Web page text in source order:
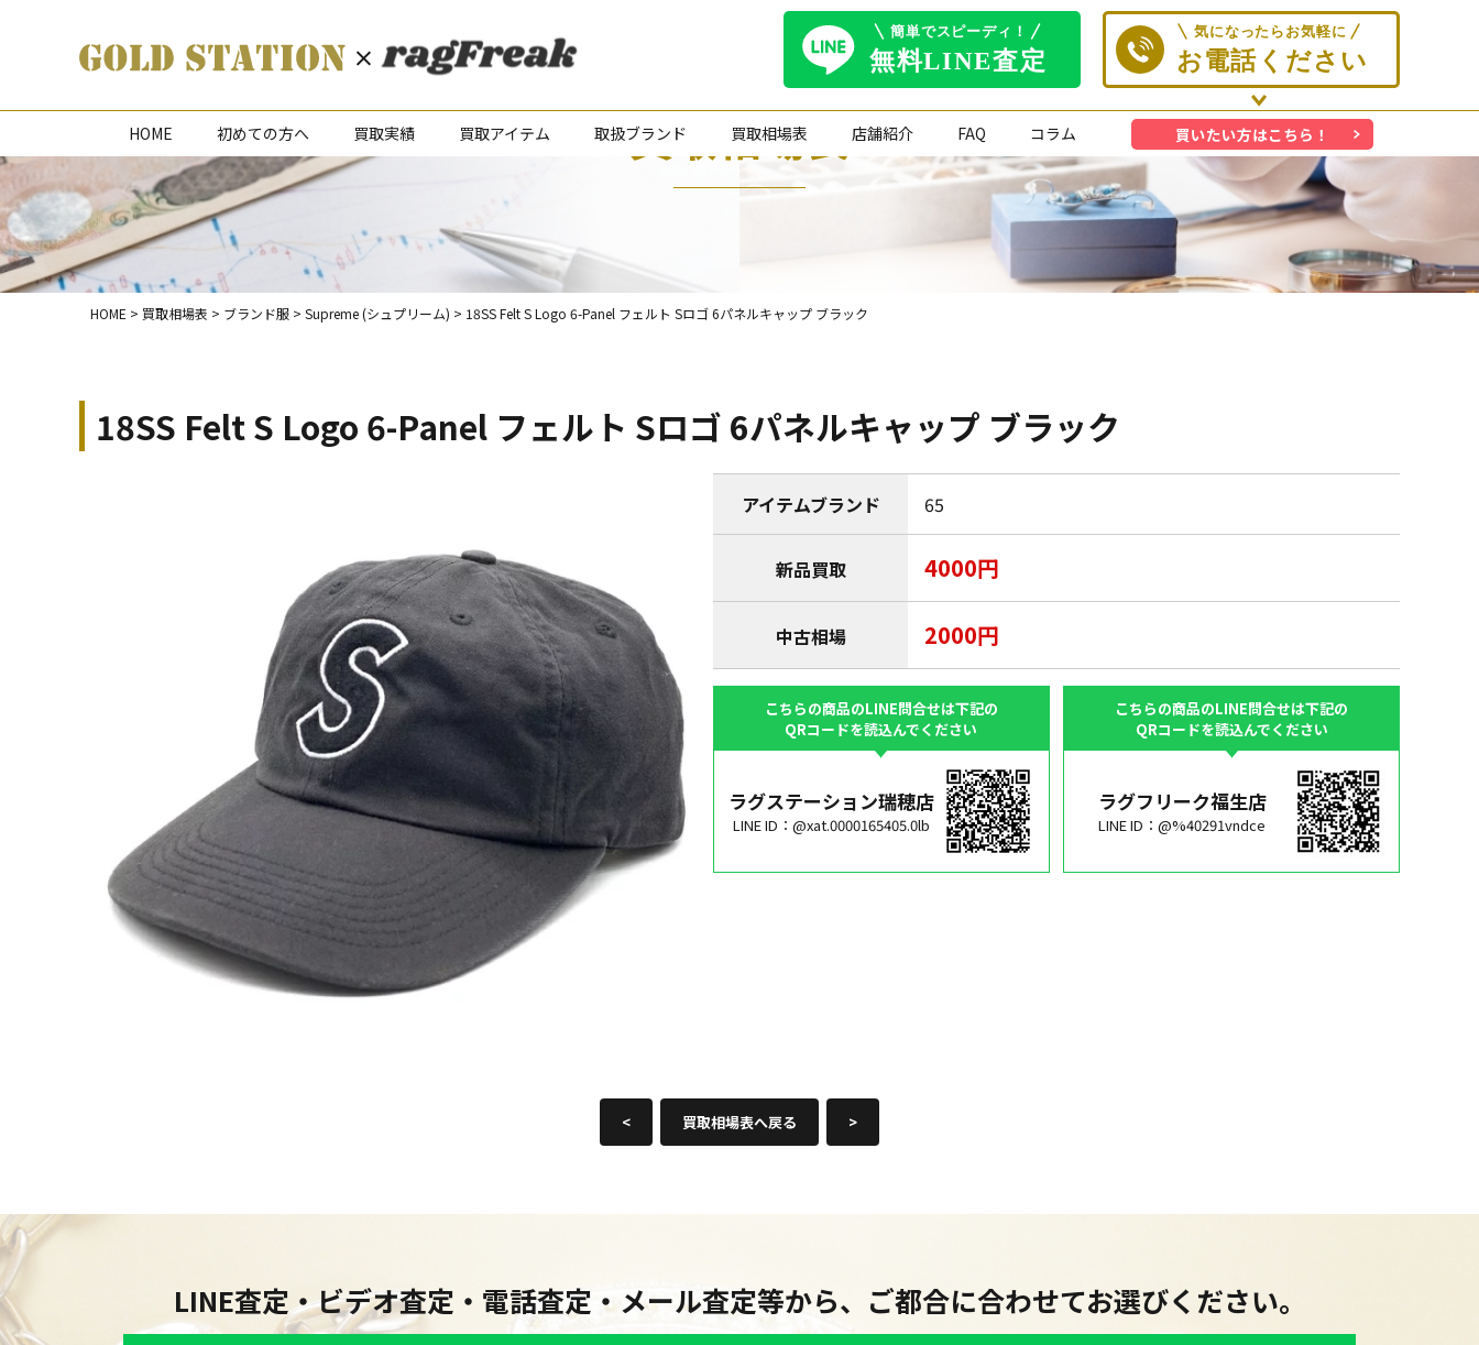
HOME 初めての方へ 買取実績 買取アイテム 取扱ブランド 買取相場表 店舗紹介 FAQ コラム 買いたい方はこちら！
買取相場表
HOME > 買取相場表 > ブランド服 > Supreme (シュプリーム) > 18SS Felt S Logo 6-Panel フェルト Sロゴ 6パネルキャップ ブラック
18SS Felt S Logo 6-Panel フェルト Sロゴ 6パネルキャップ ブラック
アイテムブランド 65
新品買取 4000円
中古相場 2000円
こちらの商品のLINE問合せは下記の
QRコードを読込んでください
ラグステーション瑞穂店
LINE ID：@xat.0000165405.0lb
こちらの商品のLINE問合せは下記の
QRコードを読込んでください
ラグフリーク福生店
LINE ID：@%40291vndce
< 買取相場表へ戻る >
LINE査定・ビデオ査定・電話査定・メール査定等から、ご都合に合わせてお選びください。